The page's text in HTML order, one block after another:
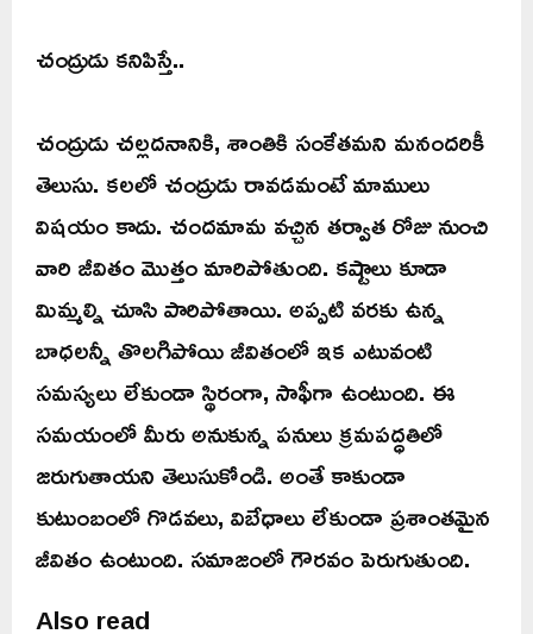
చంద్రుడు కనిపిస్తే..
చంద్రుడు చల్లదనానికి, శాంతికి సంకేతమని మనందరికీ
తెలుసు. కలలో చంద్రుడు రావడమంటే మాములు
విషయం కాదు. చందమామ వచ్చిన తర్వాత రోజు నుంచి
వారి జీవితం మొత్తం మారిపోతుంది. కష్టాలు కూడా
మిమ్మల్ని చూసి పారిపోతాయి. అప్పటి వరకు ఉన్న
బాధలన్నీ తొలగిపోయి జీవితంలో ఇక ఎటువంటి
సమస్యలు లేకుండా స్థిరంగా, సాఫీగా ఉంటుంది. ఈ
సమయంలో మీరు అనుకున్న పనులు క్రమపద్ధతిలో
జరుగుతాయని తెలుసుకోండి. అంతే కాకుండా
కుటుంబంలో గొడవలు, విబేధాలు లేకుండా ప్రశాంతమైన
జీవితం ఉంటుంది. సమాజంలో గౌరవం పెరుగుతుంది.
Also read